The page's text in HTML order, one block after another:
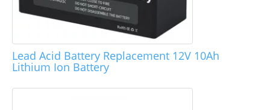
Lead Acid Battery Replacement 12V 10Ah
Lithium Ion Battery